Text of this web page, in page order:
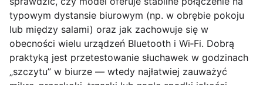
typowym dystansie biurowym (np. w obrębie pokoju
lub między salami) oraz jak zachowuje się w
obecności wielu urządzeń Bluetooth i Wi‑Fi. Dobrą
praktyką jest przetestowanie słuchawek w godzinach
„szczytu” w biurze — wtedy najłatwiej zauważyć